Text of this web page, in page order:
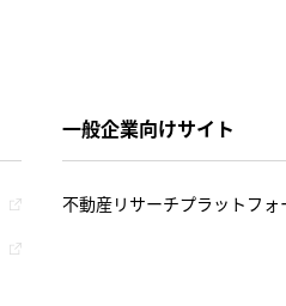
一般企業向けサイト
不動産リサーチプラットフォ